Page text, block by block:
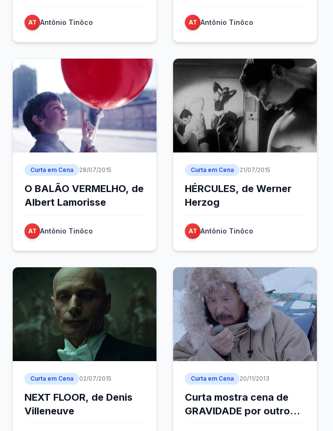
AT Antônio Tinôco AT Antônio Tinôco
Curta em Cena 28/07/2015
O BALÃO VERMELHO, de
Albert Lamorisse
AT Antônio Tinôco
Curta em Cena 21/07/2015
HÉRCULES, de Werner
Herzog
AT Antônio Tinôco
Curta em Cena 02/07/2015
NEXT FLOOR, de Denis
Villeneuve
Curta em Cena 20/11/2013
Curta mostra cena de
GRAVIDADE por outro